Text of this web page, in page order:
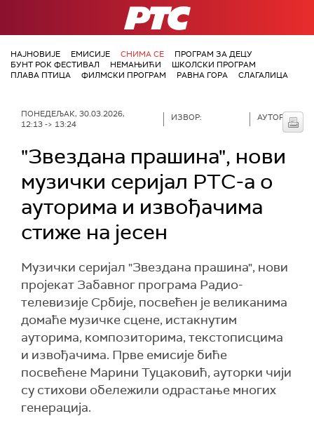
РТС
НАЈНОВИЈЕ ЕМИСИЈЕ СНИМА СЕ
ПРОГРАМ ЗА ДЕЦУ
БУНТ РОК ФЕСТИВАЛ
НЕМАЊИЋИ
ШКОЛСКИ ПРОГРАМ
ПЛАВА ПТИЦА
ФИЛМСКИ ПРОГРАМ РАВНА ГОРА СЛАГАЛИЦА
ПОНЕДЕЉАК, 30.03.2026,
12:13 -> 13:24
ИЗВОР: АУТОР:
"Звездана прашина", нови
музички серијал РТС-а о
ауторима и извођачима
стиже на јесен
Музички серијал "Звездана прашина", нови
пројекат Забавног програма Радио-
телевизије Србије, посвећен је великанима
домаће музичке сцене, истакнутим
ауторима, композиторима, текстописцима
и извођачима. Прве емисије биће
посвећене Марини Туцаковић, ауторки чији
су стихови обележили одрастање многих
генерација.